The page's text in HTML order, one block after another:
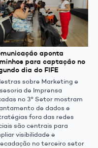
aponta
para captação no
dia do FIFE
sobre Marketing e
de Imprensa
no 3° Setor mostram
de dados e
fora das redes
são centrais para
visibilidade e
no terceiro setor